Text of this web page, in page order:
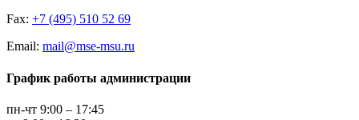
Fax: +7 (495) 510 52 69
Email: mail@mse-msu.ru
График работы администрации
пн-чт 9:00 – 17:45